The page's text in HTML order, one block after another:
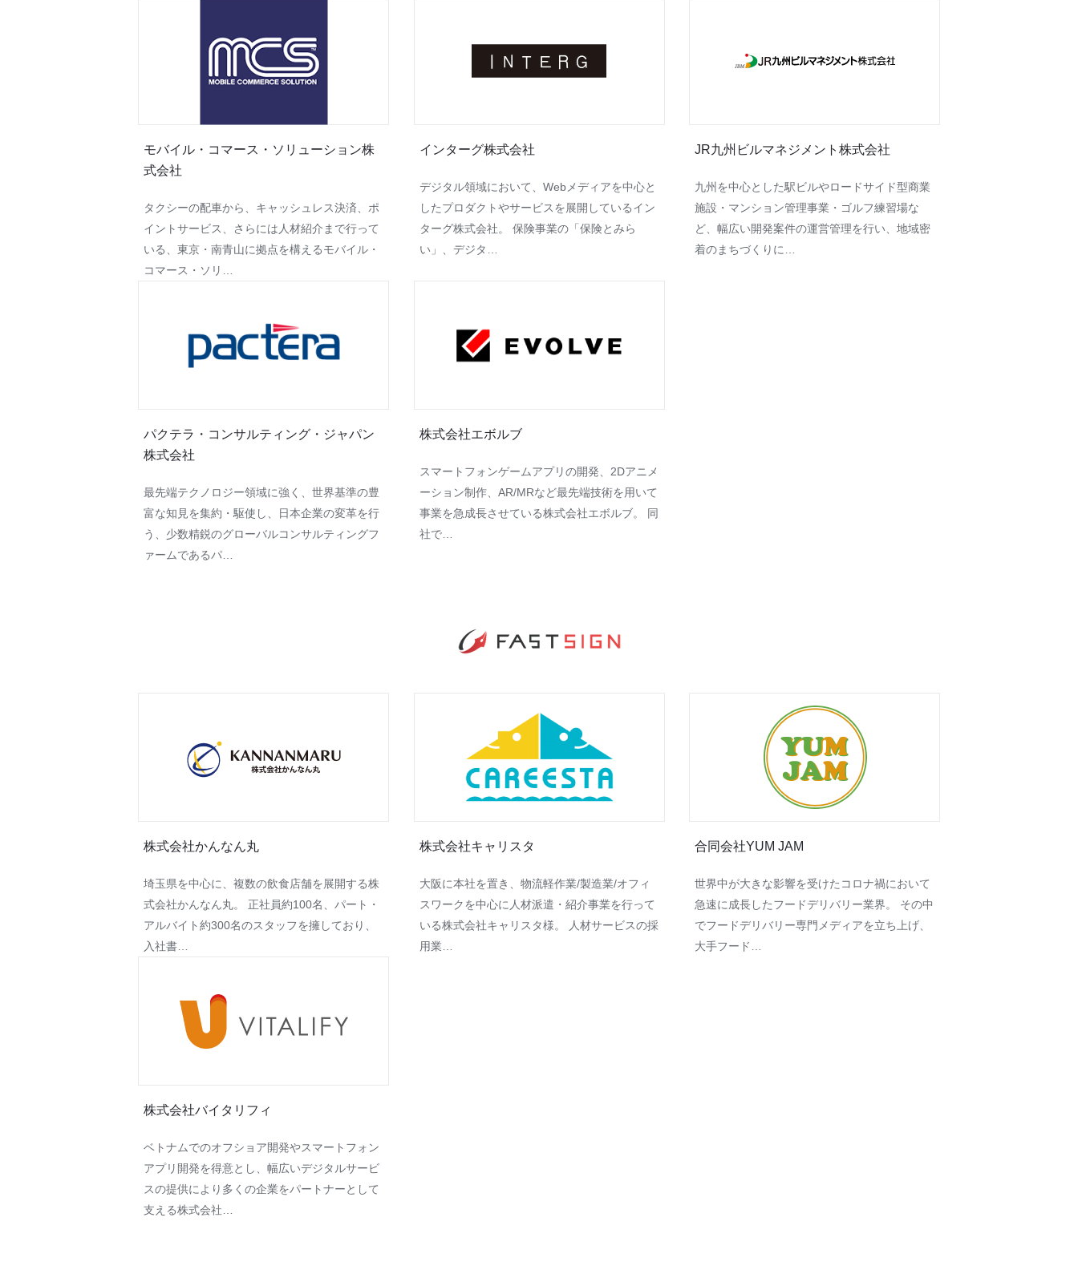
モバイル・コマース・ソリューション株
式会社
タクシーの配車から、キャッシュレス決済、ポ
イントサービス、さらには人材紹介まで行って
いる、東京・南青山に拠点を構えるモバイル・
コマース・ソリ…
インターグ株式会社
デジタル領域において、Webメディアを中心と
したプロダクトやサービスを展開しているイン
ターグ株式会社。 保険事業の「保険とみら
い」、デジタ…
JR九州ビルマネジメント株式会社
九州を中心とした駅ビルやロードサイド型商業
施設・マンション管理事業・ゴルフ練習場な
ど、幅広い開発案件の運営管理を行い、地域密
着のまちづくりに…
パクテラ・コンサルティング・ジャパン
株式会社
最先端テクノロジー領域に強く、世界基準の豊
富な知見を集約・駆使し、日本企業の変革を行
う、少数精鋭のグローバルコンサルティングフ
ァームであるパ…
株式会社エボルブ
スマートフォンゲームアプリの開発、2Dアニメ
ーション制作、AR/MRなど最先端技術を用いて
事業を急成長させている株式会社エボルブ。 同
社で…
株式会社かんなん丸
埼玉県を中心に、複数の飲食店舗を展開する株
式会社かんなん丸。 正社員約100名、パート・
アルバイト約300名のスタッフを擁しており、
入社書…
株式会社キャリスタ
大阪に本社を置き、物流軽作業/製造業/オフィ
スワーク​​を中心に人材派遣・紹介事業を行って
いる株式会社キャリスタ様。 人材サービスの採
用業…
合同会社YUM JAM
世界中が大きな影響を受けたコロナ禍において
急速に成長したフードデリバリー業界。 その中
でフードデリバリー専門メディアを立ち上げ、
大手フード…
株式会社バイタリフィ
ベトナムでのオフショア開発やスマートフォン
アプリ開発を得意とし、幅広いデジタルサービ
スの提供により多くの企業をパートナーとして
支える株式会社…